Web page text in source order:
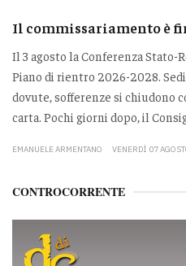
Il commissariamento è
Il 3 agosto la Conferenza Stato-
Piano di rientro 2026-2028.
dovute, sofferenze si chiudono
carta. Pochi giorni dopo, il
EMANUELE ARMENTANO VENERDÌ 07
CONTROCORRENTE